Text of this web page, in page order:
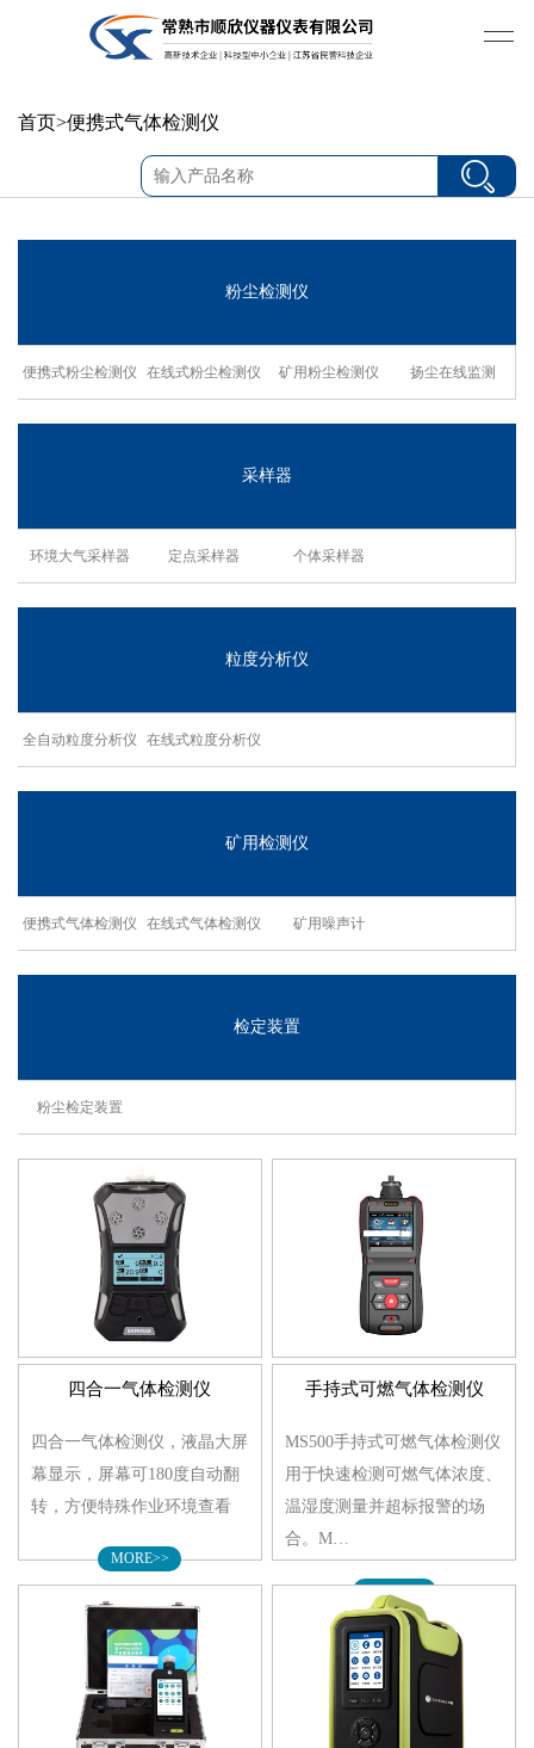
首页>便携式气体检测仪
粉尘检测仪
便携式粉尘检测仪 在线式粉尘检测仪 矿用粉尘检测仪 扬尘在线监测
采样器
环境大气采样器 定点采样器 个体采样器
粒度分析仪
全自动粒度分析仪 在线式粒度分析仪
矿用检测仪
便携式气体检测仪 在线式气体检测仪 矿用噪声计
检定装置
粉尘检定装置
四合一气体检测仪
四合一气体检测仪，液晶大屏
幕显示，屏幕可180度自动翻
转，方便特殊作业环境查看
MORE>>
手持式可燃气体检测仪
MS500手持式可燃气体检测仪
用于快速检测可燃气体浓度、
温湿度测量并超标报警的场
合。M…
MORE>>